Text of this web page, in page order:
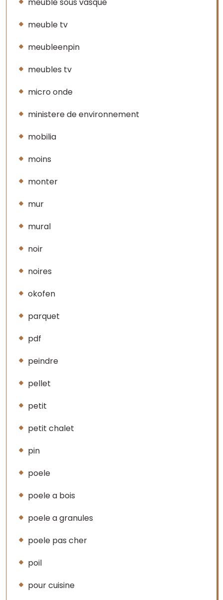
meuble tv
meubleenpin
meubles tv
micro onde
ministere de environnement
mobilia
moins
monter
mur
mural
noir
noires
okofen
parquet
pdf
peindre
pellet
petit
petit chalet
pin
poele
poele a bois
poele a granules
poele pas cher
poil
pour cuisine